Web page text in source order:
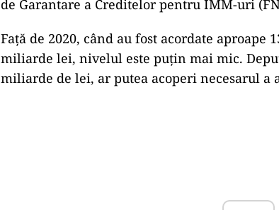
de Garantare a Creditelor pentru IMM-uri
Față de 2020, când au fost acordate aproape
miliarde lei, nivelul este puțin mai mic.
miliarde de lei, ar putea acoperi necesarul a